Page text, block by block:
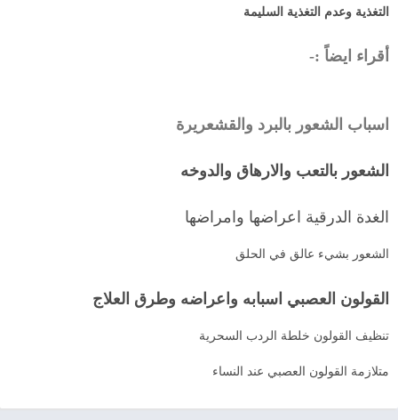
التغذية وعدم التغذية السليمة
أقراء ايضاً :-
اسباب الشعور بالبرد والقشعريرة
الشعور بالتعب والارهاق والدوخه
الغدة الدرقية اعراضها وامراضها
الشعور بشيء عالق في الحلق
القولون العصبي اسبابه واعراضه وطرق العلاج
تنظيف القولون خلطة الردب السحرية
متلازمة القولون العصبي عند النساء